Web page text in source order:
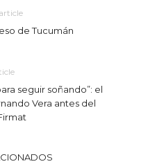
de Tucumán
seguir soñando”: el
Vera antes del